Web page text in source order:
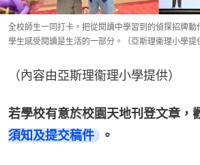
全校師生一同打卡，把從閱讀中學習到的偵探招牌
學生感受閱讀是生活的一部分。（亞斯理衞理小學提
（內容由亞斯理衞理小學提供）
若學校有意於校園天地刊登文章，
須知及提交稿件
。